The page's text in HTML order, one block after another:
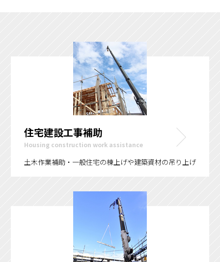
住宅建設工事補助
Housing construction work assistance
土木作業補助・一般住宅の棟上げや建築資材の吊り上げ